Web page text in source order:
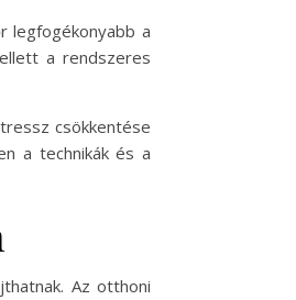
legfogékonyabb a
a rendszeres
csökkentése
a technikák és a
Az otthoni